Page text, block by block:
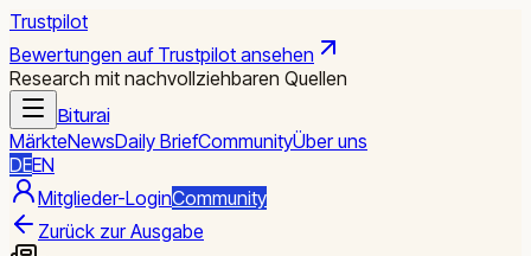
Trustpilot
Bewertungen auf Trustpilot ansehen
Research mit nachvollziehbaren Quellen
Biturai
MärkteNewsDaily BriefCommunityÜber uns
DEEN
Mitglieder-LoginCommunity
Zurück zur Ausgabe